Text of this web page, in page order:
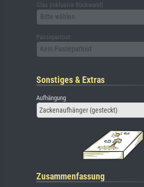
Glas (inklusive Rückwand)
Bitte wählen
Passepartout
Kein Passepartout
Sonstiges & Extras
Aufhängung
Zackenaufhänger (gesteckt)
Zusammenfassung